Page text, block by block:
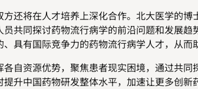
方还将在人才培养上深化合作。北大医学的博
员共同探讨药物流行病学的前沿问题和发展
具有国际竞争力的药物流行病学人才，从而
自资源优势，聚焦患者现实困境，通过共
升中国药物研发整体水平，加速让更多创新